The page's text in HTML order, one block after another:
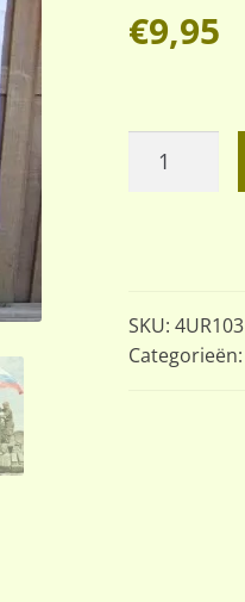
€9,95
Russische
SKU: 4UR103
Categorieën: